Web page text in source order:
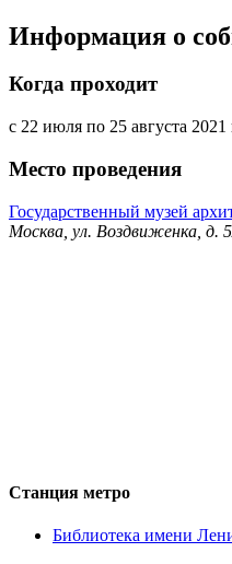
Информация о
Когда проходит
с 22 июля по 25 августа 2021
Место проведения
Государственный музей
Москва, ул. Воздвиженка, д.
Станция метро
Библиотека имени